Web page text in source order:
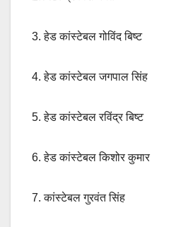
3. हेड कांस्टेबल गोविंद बिष्ट
4. हेड कांस्टेबल जगपाल सिंह
5. हेड कांस्टेबल रविंद्र बिष्ट
6. हेड कांस्टेबल किशोर कुमार
7. कांस्टेबल गुरवंत सिंह